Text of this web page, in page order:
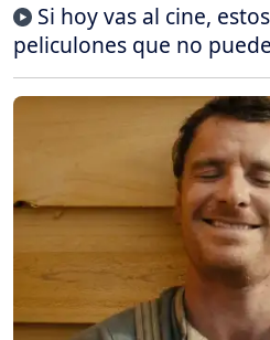
Si hoy vas al cine,
peliculones que no